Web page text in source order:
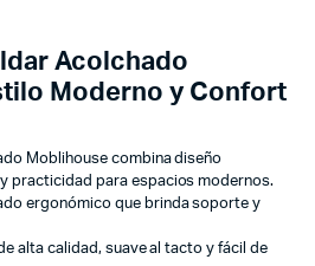
Acolchado
Moderno y Confort
Moblihouse combina diseño
practicidad para espacios modernos.
ergonómico que brinda soporte y
alta calidad, suave al tacto y fácil de